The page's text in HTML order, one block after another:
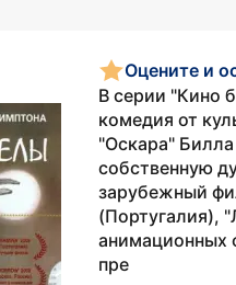
Оцените и
В серии "Кино
комедия от
"Оскара"
собственную
зарубежный
(Португалия),
анимационных
пре